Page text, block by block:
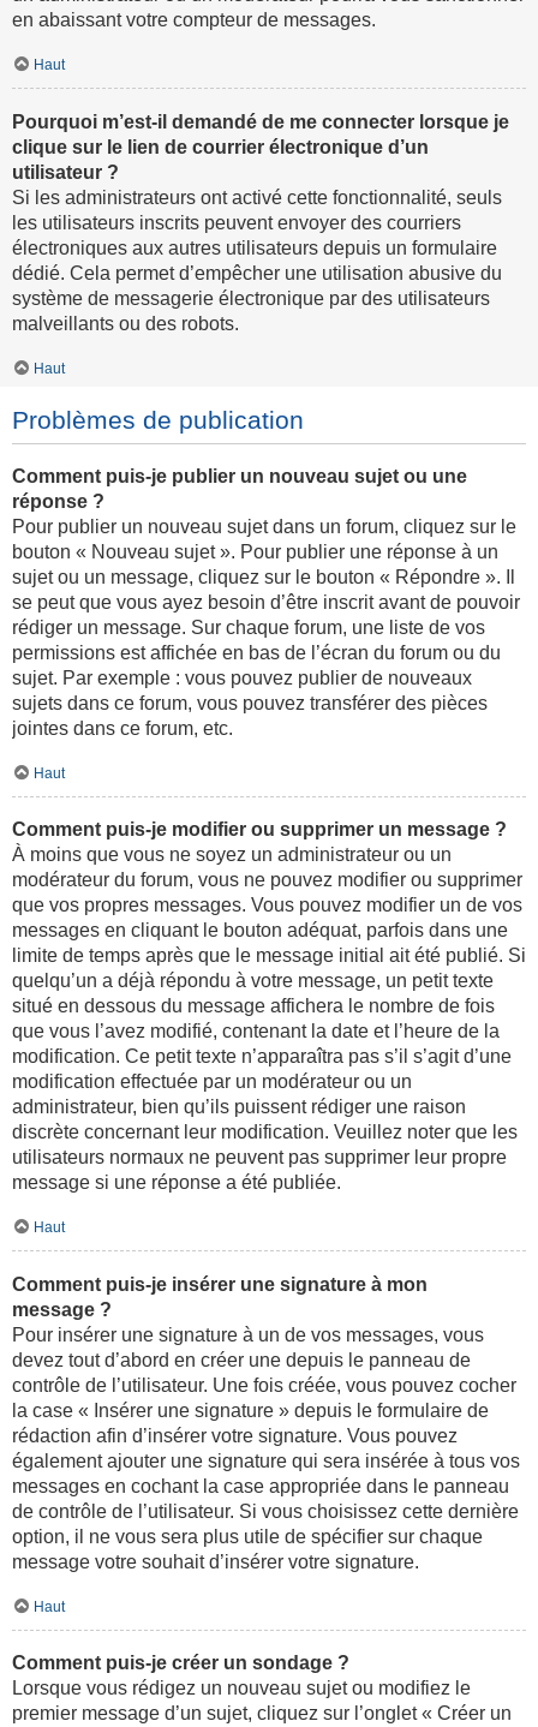
en abaissant votre compteur de messages.
Haut
Pourquoi m’est-il demandé de me connecter lorsque je
clique sur le lien de courrier électronique d’un
utilisateur ?
Si les administrateurs ont activé cette fonctionnalité, seuls
les utilisateurs inscrits peuvent envoyer des courriers
électroniques aux autres utilisateurs depuis un formulaire
dédié. Cela permet d’empêcher une utilisation abusive du
système de messagerie électronique par des utilisateurs
malveillants ou des robots.
Haut
Problèmes de publication
Comment puis-je publier un nouveau sujet ou une
réponse ?
Pour publier un nouveau sujet dans un forum, cliquez sur le
bouton « Nouveau sujet ». Pour publier une réponse à un
sujet ou un message, cliquez sur le bouton « Répondre ». Il
se peut que vous ayez besoin d’être inscrit avant de pouvoir
rédiger un message. Sur chaque forum, une liste de vos
permissions est affichée en bas de l’écran du forum ou du
sujet. Par exemple : vous pouvez publier de nouveaux
sujets dans ce forum, vous pouvez transférer des pièces
jointes dans ce forum, etc.
Haut
Comment puis-je modifier ou supprimer un message ?
À moins que vous ne soyez un administrateur ou un
modérateur du forum, vous ne pouvez modifier ou supprimer
que vos propres messages. Vous pouvez modifier un de vos
messages en cliquant le bouton adéquat, parfois dans une
limite de temps après que le message initial ait été publié. Si
quelqu’un a déjà répondu à votre message, un petit texte
situé en dessous du message affichera le nombre de fois
que vous l’avez modifié, contenant la date et l’heure de la
modification. Ce petit texte n’apparaîtra pas s’il s’agit d’une
modification effectuée par un modérateur ou un
administrateur, bien qu’ils puissent rédiger une raison
discrète concernant leur modification. Veuillez noter que les
utilisateurs normaux ne peuvent pas supprimer leur propre
message si une réponse a été publiée.
Haut
Comment puis-je insérer une signature à mon
message ?
Pour insérer une signature à un de vos messages, vous
devez tout d’abord en créer une depuis le panneau de
contrôle de l’utilisateur. Une fois créée, vous pouvez cocher
la case « Insérer une signature » depuis le formulaire de
rédaction afin d’insérer votre signature. Vous pouvez
également ajouter une signature qui sera insérée à tous vos
messages en cochant la case appropriée dans le panneau
de contrôle de l’utilisateur. Si vous choisissez cette dernière
option, il ne vous sera plus utile de spécifier sur chaque
message votre souhait d’insérer votre signature.
Haut
Comment puis-je créer un sondage ?
Lorsque vous rédigez un nouveau sujet ou modifiez le
premier message d’un sujet, cliquez sur l’onglet « Créer un